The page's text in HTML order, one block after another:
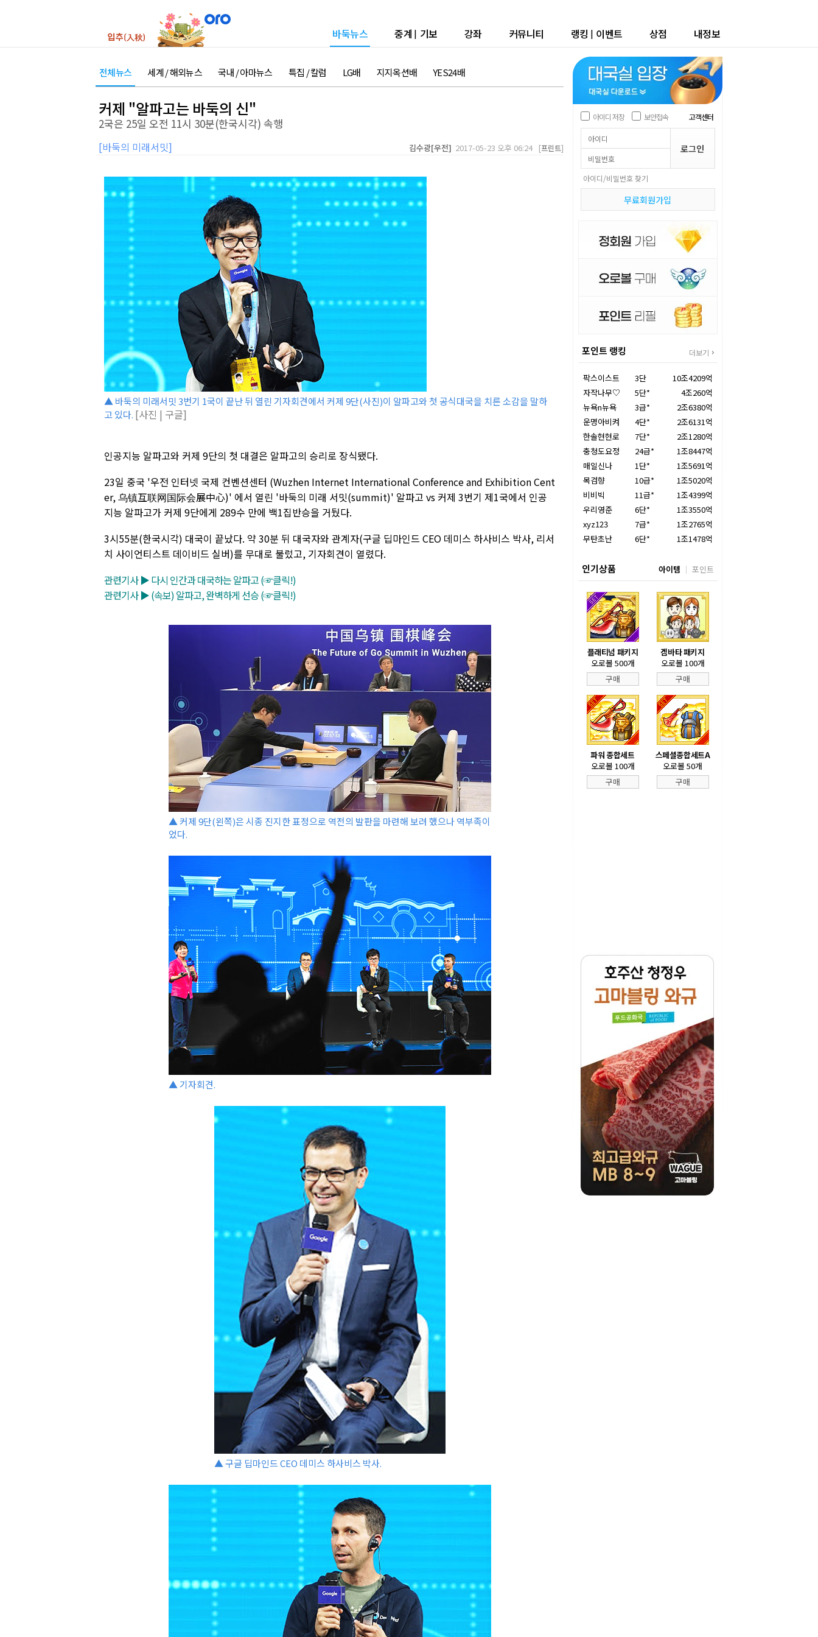
바둑뉴스 중계 | 기보 강좌 커뮤니티 랭킹 | 이벤트 상점 내정보
전체뉴스 세계 / 해외뉴스 국내 / 아마뉴스 특집 / 칼럼 LG배 지지옥션배 YES24배
커제 "알파고는 바둑의 신"
2국은 25일 오전 11시 30분(한국시각) 속행
[바둑의 미래서밋] 김수광[우전] 2017-05-23 오후 06:24 [프린트]
▲ 바둑의 미래서밋 3번기 1국이 끝난 뒤 열린 기자회견에서 커제 9단(사진)이 알파고와 첫 공식대국을 치른 소감을 말하
고 있다. [사진 | 구글]
인공지능 알파고와 커제 9단의 첫 대결은 알파고의 승리로 장식됐다.
23일 중국 '우전 인터넷 국제 컨벤션센터 (Wuzhen Internet International Conference and Exhibition Cent
er, 乌镇互联网国际会展中心)' 에서 열린 '바둑의 미래 서밋(summit)' 알파고 vs 커제 3번기 제1국에서 인공
지능 알파고가 커제 9단에게 289수 만에 백1집반승을 거뒀다.
3시55분(한국시각) 대국이 끝났다. 약 30분 뒤 대국자와 관계자(구글 딥마인드 CEO 데미스 하사비스 박사, 리서
치 사이언티스트 데이비드 실버)를 무대로 불렀고, 기자회견이 열렸다.
관련기사 ▶ 다시 인간과 대국하는 알파고 (☞클릭!)
관련기사 ▶ (속보) 알파고, 완벽하게 선승 (☞클릭!)
▲ 커제 9단(왼쪽)은 시종 진지한 표정으로 역전의 발판을 마련해 보려 했으나 역부족이
었다.
▲ 기자회견.
▲ 구글 딥마인드 CEO 데미스 하사비스 박사.
아이디 저장 보안접속 고객센터
아이디/비밀번호 찾기
무료회원가입
포인트 랭킹 더보기
팍스이스트 3단
10조4209억
자작나무♡
5단*
4조260억
뉴욕n뉴욕
3급*
2조6380억
운명아비켜
4단*
2조6131억
한솔현현로
7단*
2조1280억
충청도요정
24급*
1조8447억
매일신나
1단*
1조5691억
목검향
10급*
1조5020억
비비빅
11급*
1조4399억
우리영준
6단*
1조3550억
xyz123
7급*
1조2765억
무탄초난
6단* 1조1478억
인기상품 아이템 포인트
플래티넘 패키지
오로볼 500개
구매
겜바타 패키지
오로볼 100개
구매
파워 종합세트
오로볼 100개
구매
스페셜종합세트A
오로볼 50개
구매